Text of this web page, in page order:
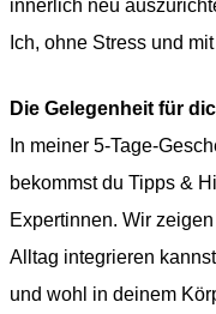
innerlich neu
Ich, ohne Stress und
Die Gelegenheit für
In meiner 5-Tage-
bekommst du Tipps &
Expertinnen. Wir
Alltag integrieren
und wohl in deinem